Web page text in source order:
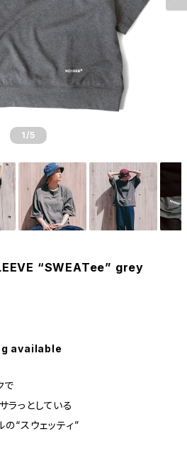
1 /5
“SWEATee” grey
available
で
ラっとしている
“スウェッティ”